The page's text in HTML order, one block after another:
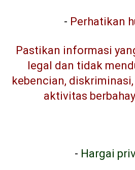
- Perhatikan
Pastikan informasi
legal dan tidak
kebencian,
aktivitas
- Hargai